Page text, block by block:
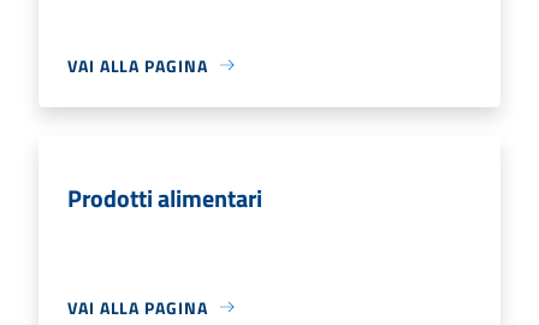
VAI ALLA PAGINA
Prodotti alimentari
VAI ALLA PAGINA